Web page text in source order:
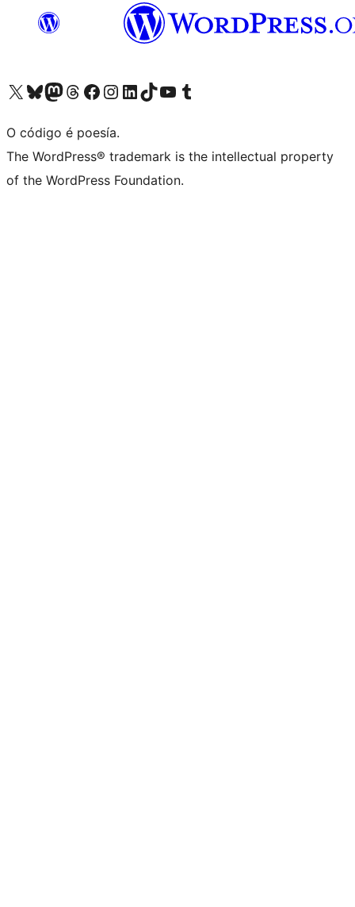
Visita la cuenta de X (anteriormente Twitter)
Visita a nosa conta de Bluesky
Visita a nosa conta de Mastodon
Visita a nosa conta de Threads
Visita a nosa páxina de Facebook
Visita a nosa conta de Instagram
Visita a nosa conta de LinkedIn
Visita a nosa conta de TikTok
Visita a nosa canle de YouTube
Visita a nosa conta de Tumblr
O código é poesía.
The WordPress® trademark is the intellectual property
of the WordPress Foundation.